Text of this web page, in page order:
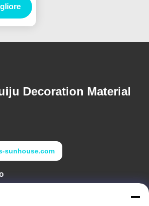
della
Decoration Material
sunhouse.com